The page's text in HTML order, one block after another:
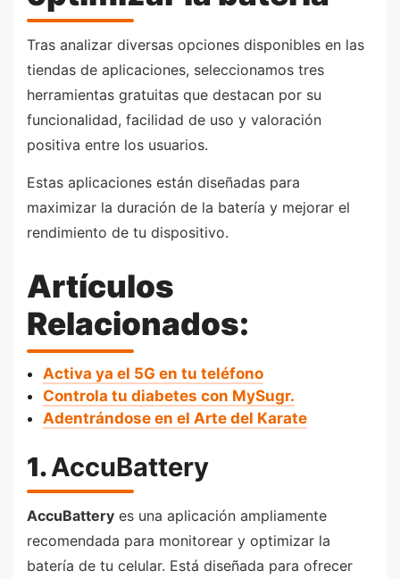
Tras analizar diversas opciones disponibles en las
tiendas de aplicaciones, seleccionamos tres
herramientas gratuitas que destacan por su
funcionalidad, facilidad de uso y valoración
positiva entre los usuarios.
Estas aplicaciones están diseñadas para
maximizar la duración de la batería y mejorar el
rendimiento de tu dispositivo.
Artículos
Relacionados:
Activa ya el 5G en tu teléfono
Controla tu diabetes con MySugr.
Adentrándose en el Arte del Karate
1.AccuBattery
AccuBattery es una aplicación ampliamente
recomendada para monitorear y optimizar la
batería de tu celular. Está diseñada para ofrecer